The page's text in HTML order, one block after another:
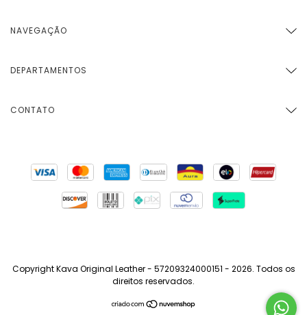
NAVEGAÇÃO
DEPARTAMENTOS
CONTATO
Copyright Kava Original Leather - 57209324000151 - 2026. Todos os
direitos reservados.